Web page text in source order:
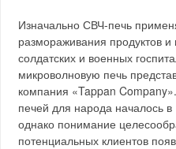
Изначально СВЧ-печь
размораживания продуктов
солдатских и военных
микроволновую печь
компания «Tappan
печей для народа началось
однако понимание
потенциальных клиентов